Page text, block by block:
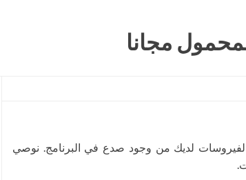
مجانا
لديك من وجود صدع في البرنامج. نوصي